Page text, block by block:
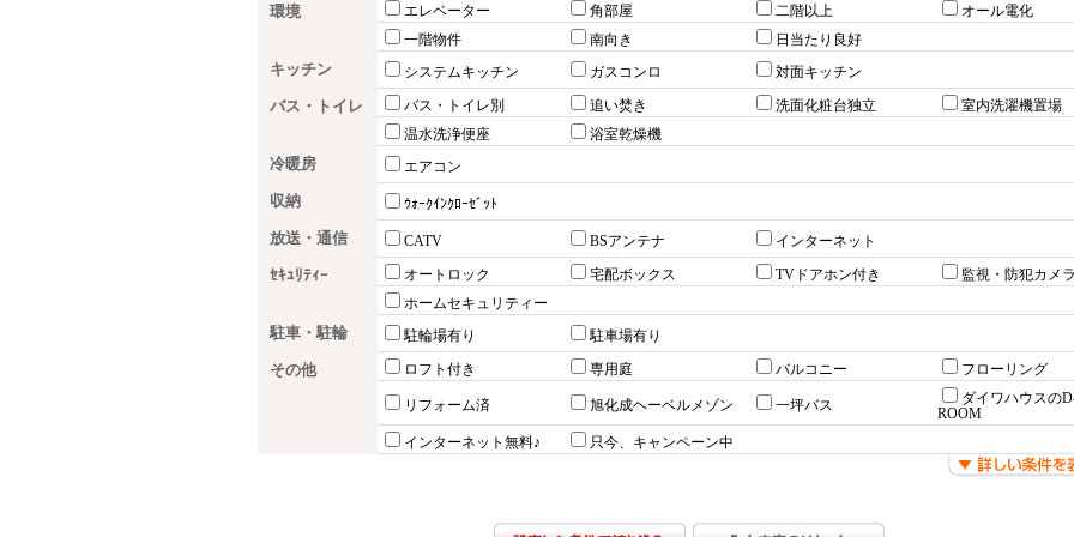
環境 エレベーター 角部屋 二階以上
オール電化
一階物件
南向き 日当たり良好
キッチン システムキッチン ガスコンロ 対面キッチン
バス・トイレ バス・トイレ別 追い焚き 洗面化粧台独立
室内洗濯機置場
温水洗浄便座
浴室乾燥機
冷暖房 エアコン
収納 ｳｫｰｸｲﾝｸﾛｰｾﾞｯﾄ
放送・通信 CATV BSアンテナ インターネット
ｾｷｭﾘﾃｨｰ オートロック 宅配ボックス TVドアホン付き
監視・防犯カメ
ホームセキュリティー
駐車・駐輪 駐輪場有り 駐車場有り
その他 ロフト付き 専用庭 バルコニー フローリング
リフォーム済 旭化成ヘーベルメゾン 一坪バス
ダイワハウスの
ROOM
インターネット無料♪
只今、キャンペーン中